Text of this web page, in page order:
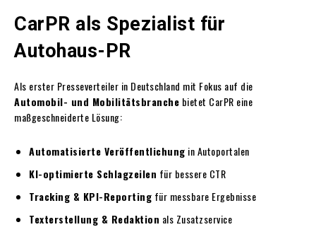
CarPR als Spezialist für
Autohaus-PR
Als erster Presseverteiler in Deutschland mit Fokus auf die
Automobil- und Mobilitätsbranche bietet CarPR eine
maßgeschneiderte Lösung:
Automatisierte Veröffentlichung in Autoportalen
KI-optimierte Schlagzeilen für bessere CTR
Tracking & KPI-Reporting für messbare Ergebnisse
Texterstellung & Redaktion als Zusatzservice